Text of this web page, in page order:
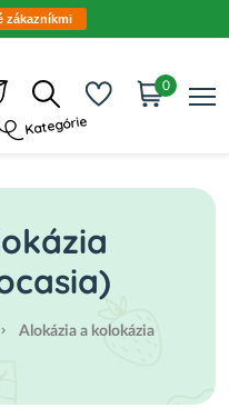
zákazníkmi
Kategórie
0
Alokázia a kolokázia